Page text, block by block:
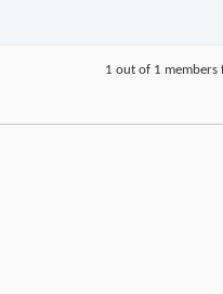
1 out of 1